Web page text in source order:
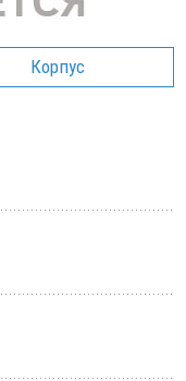
Корпус